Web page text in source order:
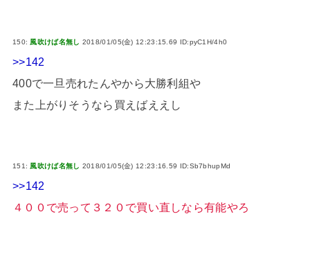
150: 風吹けば名無し 2018/01/05(金) 12:23:15.69 ID:pyC1H/4h0
>>142
400で一旦売れたんやから大勝利組や
また上がりそうなら買えばええし
151: 風吹けば名無し 2018/01/05(金) 12:23:16.59 ID:Sb7bhupMd
>>142
４００で売って３２０で買い直しなら有能やろ